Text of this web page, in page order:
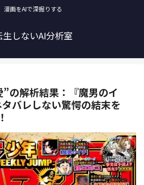
漫画をAIで深掘りする
生しないAI分析室
の解析結果：『魔男のイ
バレしない驚愕の結末を